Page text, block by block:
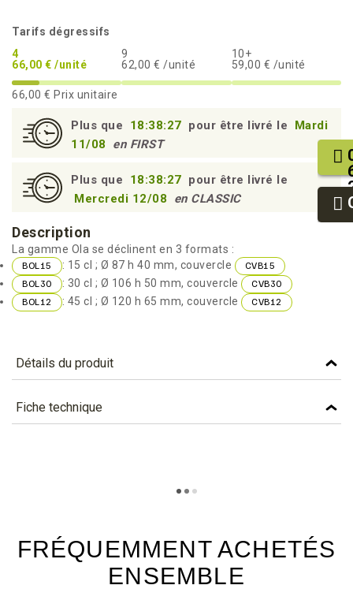
Tarifs dégressifs
4
66,00 € /unité
9
62,00 € /unité
10+
59,00 € /unité
66,00 € Prix unitaire
Plus que 18:38:27 pour être livré le
Mardi
11/08
en FIRST
Plus que 18:38:27 pour être livré le
Mercredi 12/08
en CLASSIC
Description
La gamme Ola se déclinent en 3 formats :
BOL15 : 15 cl ; Ø 87 h 40 mm, couvercle
CVB15
BOL30
: 30 cl ; Ø 106 h 50 mm, couvercle
CVB30
BOL12
: 45 cl ; Ø 120 h 65 mm, couvercle CVB12
Détails du produit
Référence BOL12
Caractéristiques
Matière
Lettre Planetscore C - En savoir plus...
Fiche technique
FRÉQUEMMENT ACHETÉS
ENSEMBLE